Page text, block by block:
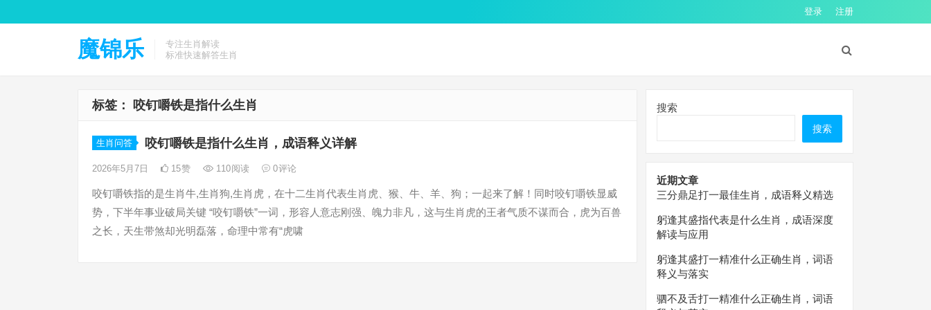
登录 注册
魔锦乐
专注生肖解读
标准快速解答生肖
标签： 咬钉嚼铁是指什么生肖
生肖问答 咬钉嚼铁是指什么生肖，成语释义详解
2026年5月7日 15赞 110阅读 0评论
咬钉嚼铁指的是生肖牛,生肖狗,生肖虎，在十二生肖代表生肖虎、猴、牛、羊、狗；一起来了解！同时咬钉嚼铁显威
势，下半年事业破局关键 “咬钉嚼铁”一词，形容人意志刚强、魄力非凡，这与生肖虎的王者气质不谋而合，虎为百兽
之长，天生带煞却光明磊落，命理中常有“虎啸
搜索
搜索
近期文章
三分鼎足打一最佳生肖，成语释义精选
躬逢其盛指代表是什么生肖，成语深度
解读与应用
躬逢其盛打一精准什么正确生肖，词语
释义与落实
驷不及舌打一精准什么正确生肖，词语